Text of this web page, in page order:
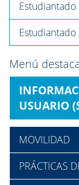
Menú
USUARIO
MOVILIDAD
PRÁCTICAS